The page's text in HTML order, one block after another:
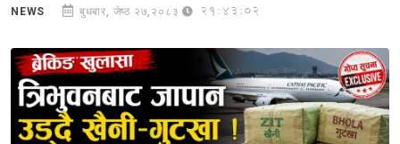
NEWS बुधबार, जेष्ठ २७,२०८३ 21:43:02